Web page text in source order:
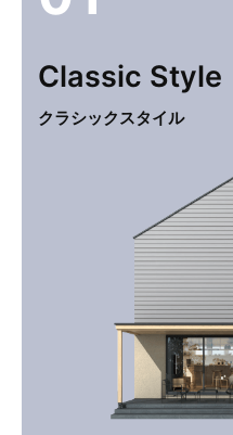
Classic Style
クラシックスタイル